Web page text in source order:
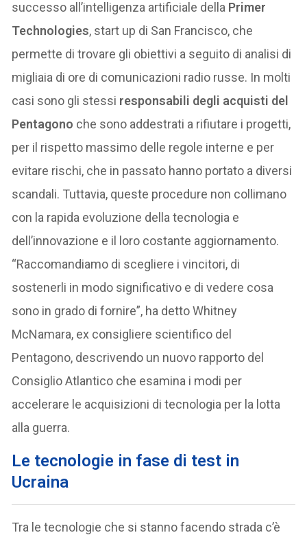
successo all’intelligenza artificiale della Primer
Technologies, start up di San Francisco, che
permette di trovare gli obiettivi a seguito di analisi di
migliaia di ore di comunicazioni radio russe. In molti
casi sono gli stessi responsabili degli acquisti del
Pentagono che sono addestrati a rifiutare i progetti,
per il rispetto massimo delle regole interne e per
evitare rischi, che in passato hanno portato a diversi
scandali. Tuttavia, queste procedure non collimano
con la rapida evoluzione della tecnologia e
dell’innovazione e il loro costante aggiornamento.
“Raccomandiamo di scegliere i vincitori, di
sostenerli in modo significativo e di vedere cosa
sono in grado di fornire”, ha detto Whitney
McNamara, ex consigliere scientifico del
Pentagono, descrivendo un nuovo rapporto del
Consiglio Atlantico che esamina i modi per
accelerare le acquisizioni di tecnologia per la lotta
alla guerra.
Le tecnologie in fase di test in
Ucraina
Tra le tecnologie che si stanno facendo strada c’è